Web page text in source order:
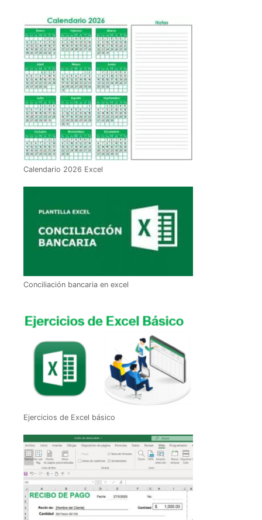
Calendario 2026 Excel
Conciliación bancaria en excel
Ejercicios de Excel básico